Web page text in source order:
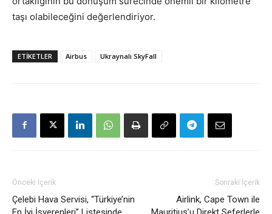
taşı olabileceğini değerlendiriyor.
ETIKETLER Airbus Ukraynalı SkyFall
Önceki İçerik
Çelebi Hava Servisi, “Türkiye’nin
Sonraki İçerik
Airlink, Cape Town ile